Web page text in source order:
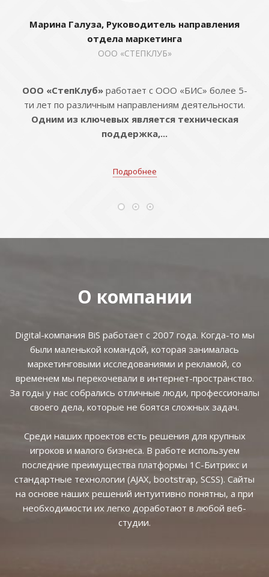
Марина Галуза, Руководитель направления
отдела маркетинга
ООО «СТЕПКЛУБ»
ООО «СтепКлуб»работает с ООО «БИС» более 5-
ти лет по различным направлениям деятельности.
Одним из ключевых является техническая
поддержка,...
Подробнее
О компании
Digital-компания BiS работает с 2007 года. Когда-то мы
были маленькой командой, которая занималась
маркетинговыми исследованиями и рекламой, со
временем мы перекочевали в интернет-пространство.
За годы у нас собрались отличные люди, профессионалы
своего дела, которые не боятся сложных задач.
Среди наших проектов есть решения для крупных
игроков и малого бизнеса. В работе используем
последние преимущества платформы 1С-Битрикс и
стандартные технологии (AJAX, bootstrap, SCSS). Сайты
на основе наших решений интуитивно понятны, а при
необходимости их легко доработают в любой веб-
студии.